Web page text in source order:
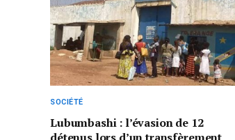
SOCIÉTÉ
Lubumbashi : l’évasion de 12